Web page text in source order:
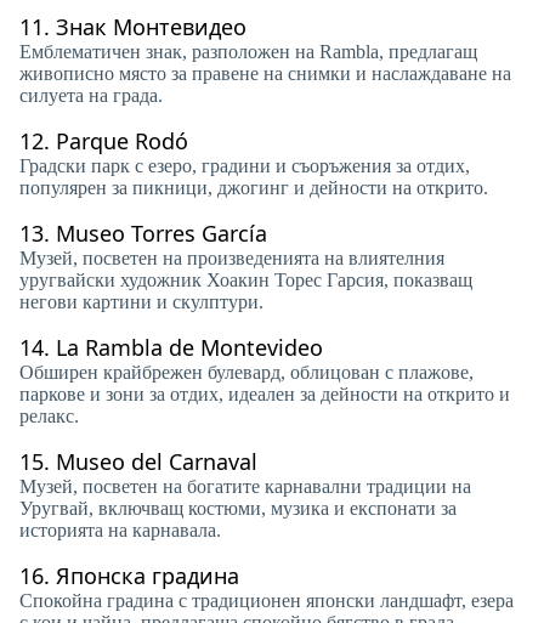
11. Знак Монтевидео
Емблематичен знак, разположен на Rambla, предлагащ
живописно място за правене на снимки и наслаждаване на
силуета на града.
12. Parque Rodó
Градски парк с езеро, градини и съоръжения за отдих,
популярен за пикници, джогинг и дейности на открито.
13. Museo Torres García
Музей, посветен на произведенията на влиятелния
уругвайски художник Хоакин Торес Гарсия, показващ
негови картини и скулптури.
14. La Rambla de Montevideo
Обширен крайбрежен булевард, облицован с плажове,
паркове и зони за отдих, идеален за дейности на открито и
релакс.
15. Museo del Carnaval
Музей, посветен на богатите карнавални традиции на
Уругвай, включващ костюми, музика и експонати за
историята на карнавала.
16. Японска градина
Спокойна градина с традиционен японски ландшафт, езера